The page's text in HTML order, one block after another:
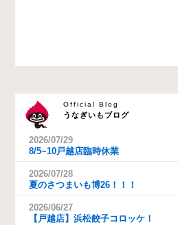
うなぎいもブログ
Official Blog
2026/07/29
8/5~10戸越店臨時休業
2026/07/28
夏のさつまいも博26！！！
2026/06/27
【戸越店】浜松餃子コロッケ！